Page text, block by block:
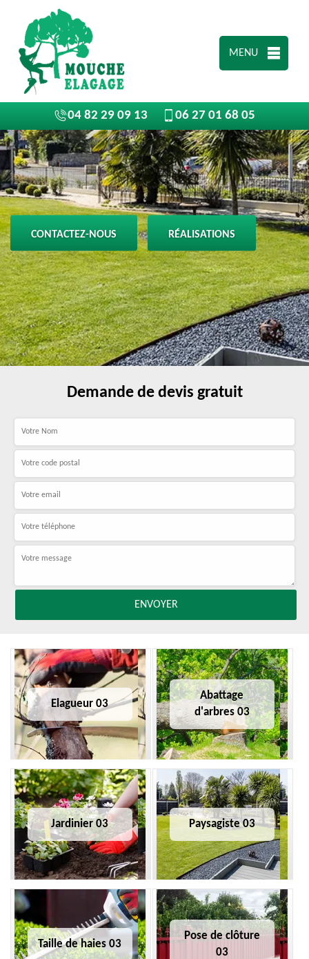
MENU
04 82 29 09 13 06 27 01 68 05
CONTACTEZ-NOUS RÉALISATIONS
Demande de devis gratuit
Elagueur 03
Abattage
d'arbres 03
Jardinier 03 Paysagiste 03
Taille de haies 03
Pose de clôture
03